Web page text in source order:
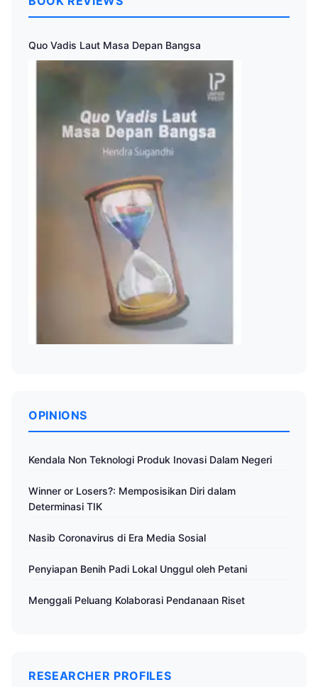
Quo Vadis Laut Masa Depan Bangsa
OPINIONS
Kendala Non Teknologi Produk Inovasi Dalam Negeri
Winner or Losers?: Memposisikan Diri dalam
Determinasi TIK
Nasib Coronavirus di Era Media Sosial
Penyiapan Benih Padi Lokal Unggul oleh Petani
Menggali Peluang Kolaborasi Pendanaan Riset
RESEARCHER PROFILES